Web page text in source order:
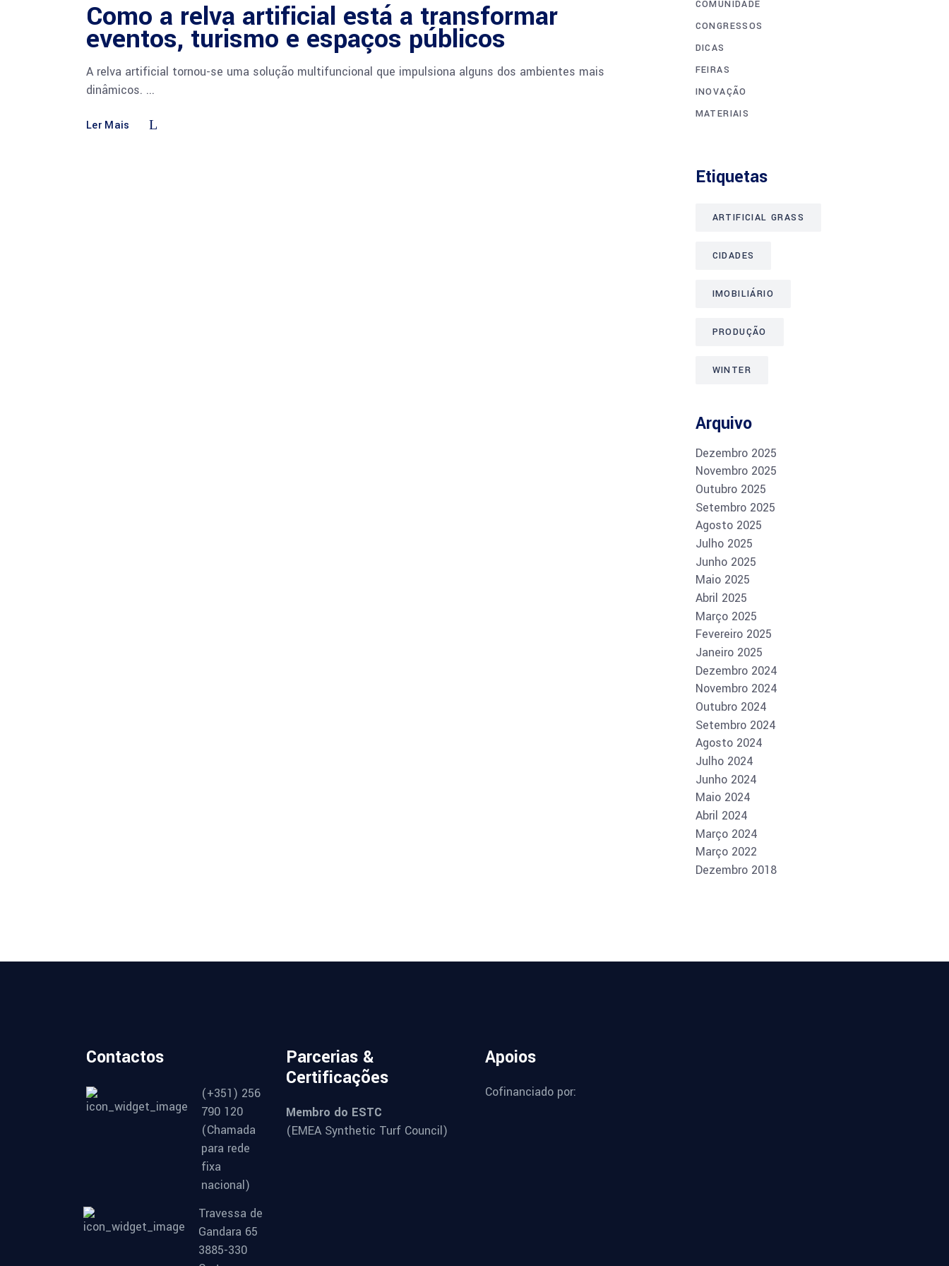
Como a relva artificial está a transformar
eventos, turismo e espaços públicos
A relva artificial tornou-se uma solução multifuncional que impulsiona alguns dos ambientes mais
dinâmicos.
Ler Mais
COMUNIDADE
CONGRESSOS
DICAS
FEIRAS
INOVAÇÃO
MATERIAIS
Etiquetas
ARTIFICIAL GRASS
CIDADES
IMOBILIÁRIO
PRODUÇÃO
WINTER
Arquivo
Dezembro 2025
Novembro 2025
Outubro 2025
Setembro 2025
Agosto 2025
Julho 2025
Junho 2025
Maio 2025
Abril 2025
Março 2025
Fevereiro 2025
Janeiro 2025
Dezembro 2024
Novembro 2024
Outubro 2024
Setembro 2024
Agosto 2024
Julho 2024
Junho 2024
Maio 2024
Abril 2024
Março 2024
Março 2022
Dezembro 2018
Contactos
(+351) 256
790 120
(Chamada
para rede
fixa
nacional)
Travessa de
Gandara 65
3885-330
Parcerias &
Certificações
Membro do ESTC
(EMEA Synthetic Turf Council)
Apoios
Cofinanciado por: